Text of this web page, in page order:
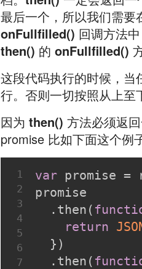
最后一个，所以我们需要
onFullfilled() 回调方法
then() 的 onFullfilled()
这段代码执行的时候，当
行。否则一切按照从上至
因为 then() 方法必须返
promise 比如下面这个例
1
2
3
4
5
6
7
var promise =
promise
  .then(
return
  })
  .then(